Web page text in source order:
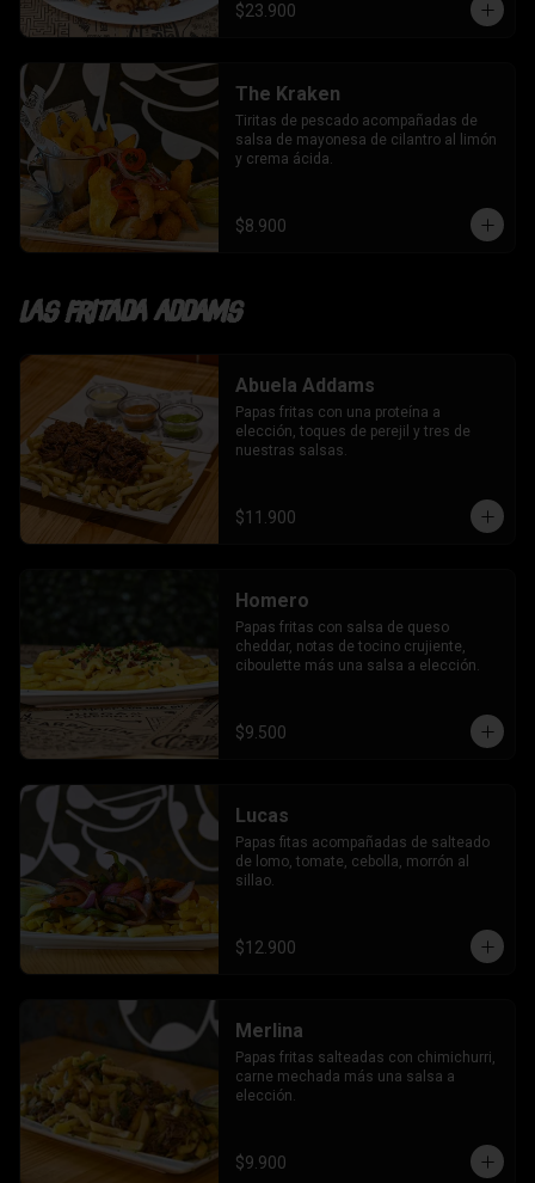
$23.900
The Kraken
Tiritas de pescado acompañadas de
salsa de mayonesa de cilantro al limón
y crema ácida.
$8.900
Las fritada addams
Abuela Addams
Papas fritas con una proteína a
elección, toques de perejil y tres de
nuestras salsas.
$11.900
Homero
Papas fritas con salsa de queso
cheddar, notas de tocino crujiente,
ciboulette más una salsa a elección.
$9.500
Lucas
Papas fitas acompañadas de salteado
de lomo, tomate, cebolla, morrón al
sillao.
$12.900
Merlina
Papas fritas salteadas con chimichurri,
carne mechada más una salsa a
elección.
$9.900